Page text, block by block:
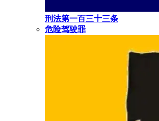
刑法第一百三十三条
危险驾驶罪